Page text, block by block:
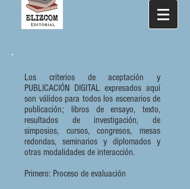
Los criterios de aceptación y
PUBLICACIÓN DIGITAL expresados aquí
son válidos para todos los escenarios de
publicación; libros de ensayo, texto,
resultados de investigación, de
simposios, cursos, congresos, mesas
redondas, seminarios y diplomados y
otras modalidades de interacción.
Primero:​ Proceso de evaluación